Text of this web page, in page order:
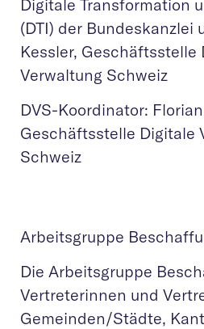
Digitale Transformation
(DTI) der Bundeskanzlei
Kessler, Geschäftsstelle
Verwaltung Schweiz
DVS-Koordinator:
Geschäftsstelle Digitale
Schweiz
Arbeitsgruppe
Die Arbeitsgruppe
Vertreterinnen und
Gemeinden/Städte,